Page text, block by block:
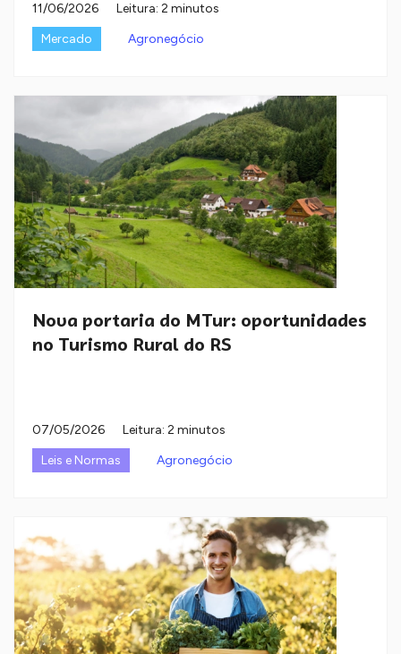
11/06/2026
Leitura: 2 minutos
Mercado
Agronegócio
Nova portaria do MTur: oportunidades
no Turismo Rural do RS
07/05/2026
Leitura: 2 minutos
Leis e Normas
Agronegócio